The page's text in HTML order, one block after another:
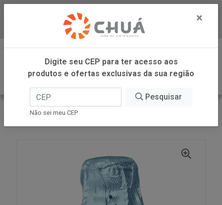
Baixe já nosso APP
0
INÍCIO
ZANLORENZI
×
Digite seu CEP para ter acesso aos
produtos e ofertas exclusivas da sua região
Pesquisar
Não sei meu CEP